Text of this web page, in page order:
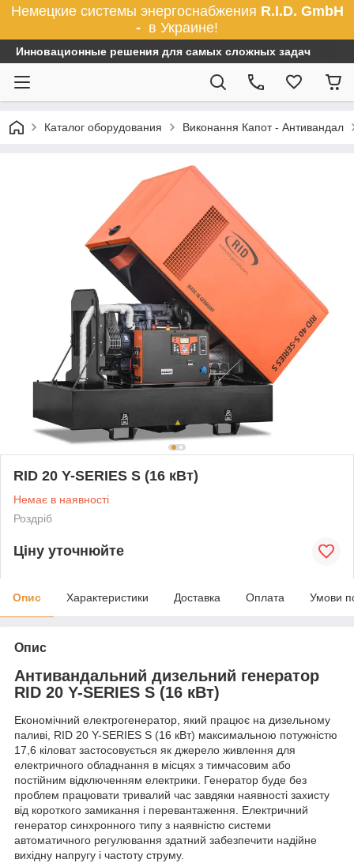
Немецкие системы энергоснабжения R.I.D. GmbH
- в Украине!
Инновационные решения для самых сложных задач
Каталог оборудования Виконання Капот - Антивандал
RID 20 Y-SERIES S (16 кВт)
Немає в наявності
Роздріб
Ціну уточнюйте
Опис Характеристики Доставка Оплата Умови
Опис
Антивандальний дизельний генератор
RID 20 Y-SERIES S (16 кВт)
Економічний електрогенератор, який працює на дизельному
паливі, RID 20 Y-SERIES S (16 кВт) максимальною потужністю
17,6 кіловат застосовується як джерело живлення для
електричного обладнання в місцях з тимчасовим або
постійним відключенням електрики. Генератор буде без
проблем працювати тривалий час завдяки наявності захисту
від короткого замикання і перевантаження. Електричний
генератор синхронного типу з наявністю системи
автоматичного регулювання здатний забезпечити надійне
вихідну напругу і частоту струму.